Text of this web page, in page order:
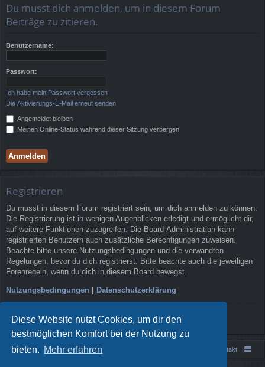
Diese Website nutzt Cookies, um dir den
bestmöglichen Komfort bei der Nutzung zu
bieten. Mehr erfahren
ug
f
Du musst dich anmelden, um in diesem Forum
Beiträge zu zitieren.
Benutzername:
Passwort:
Ich habe mein Passwort vergessen
Die Aktivierungs-E-Mail erneut senden
Angemeldet bleiben
Meinen Online-Status während dieser Sitzung verbergen
Registrieren
Du musst in diesem Forum registriert sein, um dich anmelden zu können.
Die Registrierung ist in wenigen Augenblicken erledigt und ermöglicht dir,
auf weitere Funktionen zuzugreifen. Die Board-Administration kann
registrierten Benutzern auch zusätzliche Berechtigungen zuweisen.
Beachte bitte unsere Nutzungsbedingungen und die verwandten
Regelungen, bevor du dich registrierst. Bitte beachte auch die jeweiligen
Forenregeln, wenn du dich in diesem Board bewegst.
Nutzungsbedingungen | Datenschutzerklärung
Registrieren
Portal Foren-Übersicht Kontakt